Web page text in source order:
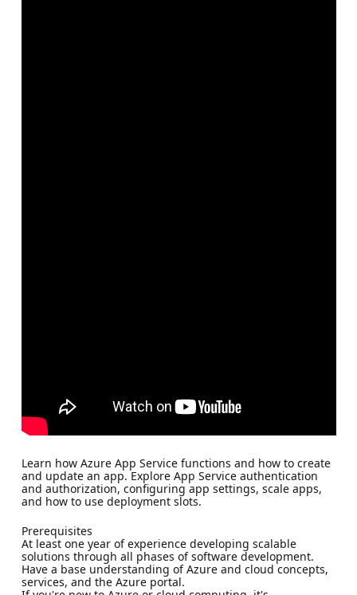
Learn how Azure App Service functions and how to create
and update an app. Explore App Service authentication
and authorization, configuring app settings, scale apps,
and how to use deployment slots.
Prerequisites
At least one year of experience developing scalable
solutions through all phases of software development.
Have a base understanding of Azure and cloud concepts,
services, and the Azure portal.